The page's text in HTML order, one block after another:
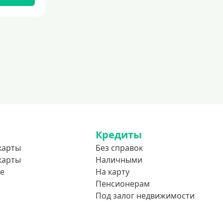
В декрете
Обеспечение
Кредиты
Без справок
Наличными
На карту
Пенсионерам
Под залог недвижимости